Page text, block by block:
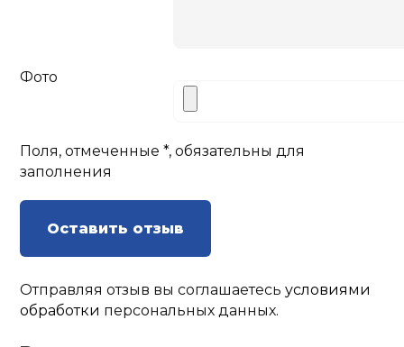
Фото
Поля, отмеченные *, обязательны для
заполнения
Оставить отзыв
Отправляя отзыв вы соглашаетесьусловиями
обработки персональных данных.